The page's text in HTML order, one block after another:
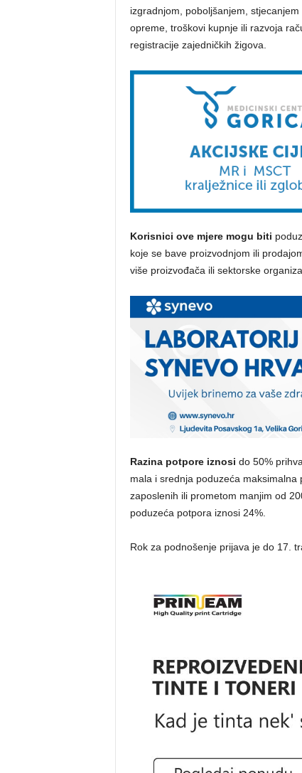
izgradnjom, poboljšanjem,
opreme, troškovi kupnje ili razvoja
registracije zajedničkih žigova.
Korisnici ove mjere mogu biti
koje se bave proizvodnjom ili
više proizvođača ili sektorske
Razina potpore iznosi do 50%
mala i srednja poduzeća
zaposlenih ili prometom manjim od
poduzeća potpora iznosi 24%.
Rok za podnošenje prijava je do 17.